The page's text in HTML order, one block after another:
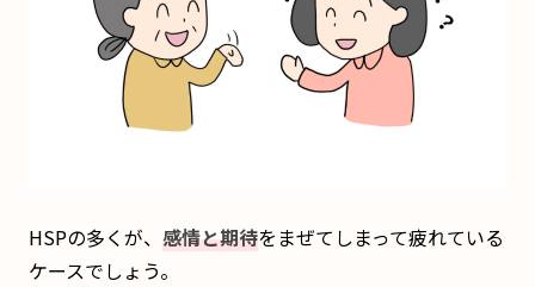
HSPの多くが、 感情と期待をまぜてしまって疲れている
ケースでしょう。